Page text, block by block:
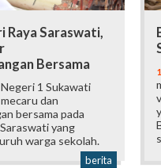
Raya Saraswati,
Bersama
1 Sukawati
dan
bersama pada
yang
warga sekolah.
berita